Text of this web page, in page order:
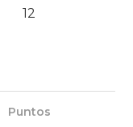
12
Puntos